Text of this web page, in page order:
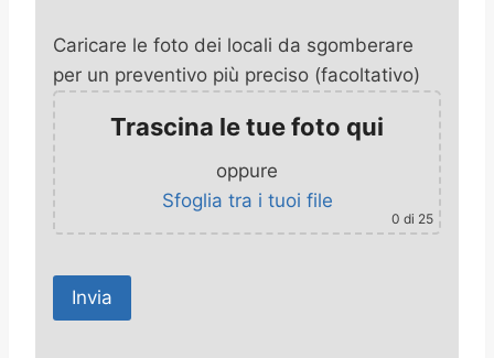
Caricare le foto dei locali da sgomberare
per un preventivo più preciso (facoltativo)
Trascina le tue foto qui
oppure
Sfoglia tra i tuoi file
0 di 25